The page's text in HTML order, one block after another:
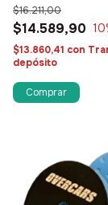
$14.589,90
$16.211,00
10
$13.860,41 con
depósito